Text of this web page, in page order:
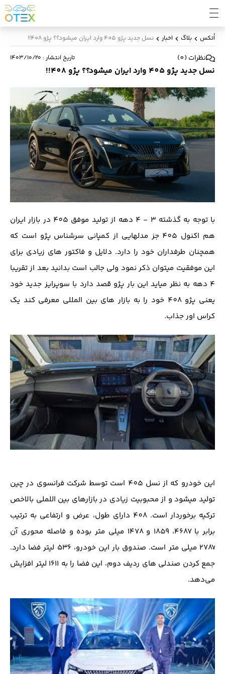
اُتکس بلاگ اخبار نسل جدید پژو 405 وارد ایران میشود؟؟ پژو 408!!
نظرات (
0
) تاریخ انتشار: ۱۴۰۳/۱۰/۲۰
نسل جدید پژو 405 وارد ایران میشود؟؟ پژو 408!!
با توجه به گذشته 3 - 4 دهه از تولید موفق 405 در بازار ایران
هم اکنول 405 جز مدلهایی از کمپانی سرشناس پژو است که
همچنان طرفداران خود را دارد. دلایل و فاکتور های زیادی برای
این موفقیت میتوان ذکر نمود ولی جالب است بدانید بعد از تقریبا
4 دهه به نظر میاید این بار پژو قصد دارد با سوپرایز جدید خود
یعنی پژو 408 خود را به بازار های بین المللی معرفی کند یک
کراس اور جذاب.
این خودرو که از نسل 405 است توسط شرکت فرانسوی در چین
تولید میشود و از محبوبیت زیادی در بازارهای بین اللملی بالاخص
ترکیه برخوردار است. 408 دارای طول، عرض و ارتفاعی به ترتیب
برابر با ۴۶۸۷، ۱۸۵۹ و ۱۴۷۸ میلی متر بوده و فاصله محوری آن
۲۷۸۷ میلی متر است. صندوق بار این خودرو، ۵۳۶ لیتر فضا دارد.
جمع‌ کردن صندلی‌ های ردیف دوم، این فضا را به ۱۶۱۱ لیتر افزایش
می‌دهد.